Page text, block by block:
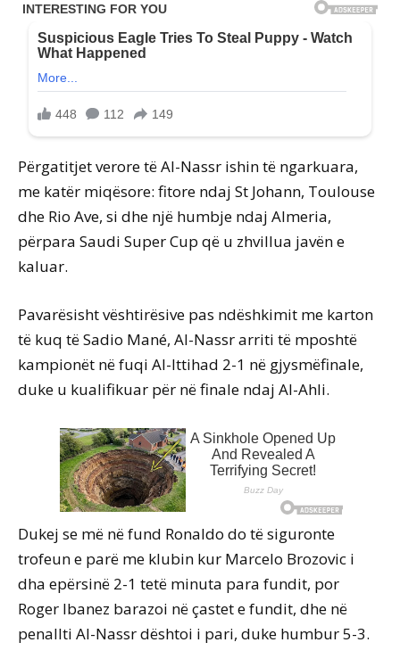
Përgatitjet verore të Al-Nassr ishin të ngarkuara,
me katër miqësore: fitore ndaj St Johann, Toulouse
dhe Rio Ave, si dhe një humbje ndaj Almeria,
përpara Saudi Super Cup që u zhvillua javën e
kaluar.
Pavarësisht vështirësive pas ndëshkimit me karton
të kuq të Sadio Mané, Al-Nassr arriti të mposhtë
kampionët në fuqi Al-Ittihad 2-1 në gjysmëfinale,
duke u kualifikuar për në finale ndaj Al-Ahli.
Dukej se më në fund Ronaldo do të siguronte
trofeun e parë me klubin kur Marcelo Brozovic i
dha epërsinë 2-1 tetë minuta para fundit, por
Roger Ibanez barazoi në çastet e fundit, dhe në
penallti Al-Nassr dështoi i pari, duke humbur 5-3.